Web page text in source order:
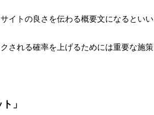
イトの良さを伝わる概要文になるといい
される確率を上げるためには重要な施策
」